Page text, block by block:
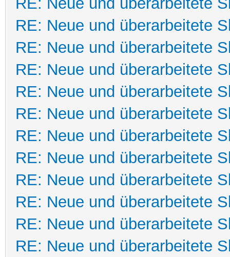
RE: Neue und überarbeitete
RE: Neue und überarbeitete
RE: Neue und überarbeitete
RE: Neue und überarbeitete
RE: Neue und überarbeitete
RE: Neue und überarbeitete
RE: Neue und überarbeitete
RE: Neue und überarbeitete
RE: Neue und überarbeitete
RE: Neue und überarbeitete
RE: Neue und überarbeitete